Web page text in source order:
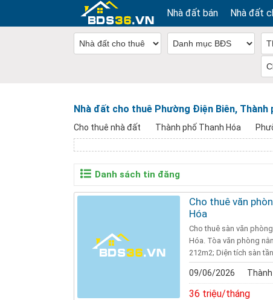
Nhà đất bán Nhà đất
Nhà đất cho thuê Phường Điện Biên, Thành
Cho thuê nhà đất Thành phố Thanh Hóa
Danh sách tin đăng
Cho thuê văn
Hóa
Cho thuê sàn văn
Hóa. Tòa văn phòng
212m2; Diện tích sàn
09/06/2026
36 triệu/tháng